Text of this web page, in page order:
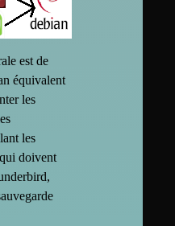
est de
équivalent
les
les
doivent